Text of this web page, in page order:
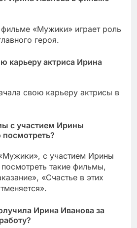
«Мужики» играет роль
героя.
карьеру актриса Ирина
свою карьеру актрисы в
с участием Ирины
с участием Ирины
такие фильмы,
«Счастье в этих
Ирина Иванова за